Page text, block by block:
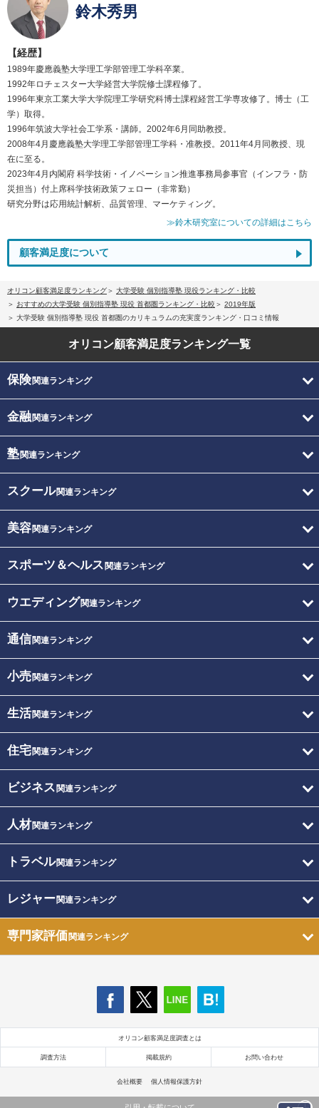
鈴木秀男
【経歴】
1989年慶應義塾大学理工学部管理工学科卒業。
1992年ロチェスター大学経営大学院修士課程修了。
1996年東京工業大学大学院理工学研究科博士課程経営工学専攻修了。博士（工
学）取得。
1996年筑波大学社会工学系・講師。2002年6月同助教授。
2008年4月慶應義塾大学理工学部管理工学科・准教授。2011年4月同教授、現
在に至る。
2023年4月内閣府 科学技術・イノベーション推進事務局参事官（インフラ・防
災担当）付上席科学技術政策フェロー（非常勤）
研究分野は応用統計解析、品質管理、マーケティング。
≫鈴木研究室についての詳細はこちら
顧客満足度について
オリコン顧客満足度ランキング
大学受験 個別指導塾 現役ランキング・比較
おすすめの大学受験 個別指導塾 現役 首都圏ランキング・比較
2019年版
大学受験 個別指導塾 現役 首都圏のカリキュラムの充実度ランキング・口コミ情報
オリコン顧客満足度ランキング一覧
保険関連ランキング
金融関連ランキング
塾関連ランキング
スクール関連ランキング
美容関連ランキング
スポーツ＆ヘルス 関連ランキング
ウエディング関連ランキング
通信関連ランキング
小売関連ランキング
生活関連ランキング
住宅関連ランキング
ビジネス 関連ランキング
人材関連ランキング
トラベル関連ランキング
レジャー関連ランキング
専門家評価関連ランキング
オリコン顧客満足度調査とは
調査方法 掲載規約 お問い合わせ
会社概要 個人情報保護方針